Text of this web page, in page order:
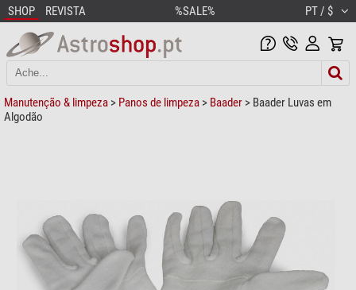
SHOP REVISTA %SALE% PT / $
Manutenção & limpeza > Panos de limpeza > Baader > Baader Luvas em
Algodão